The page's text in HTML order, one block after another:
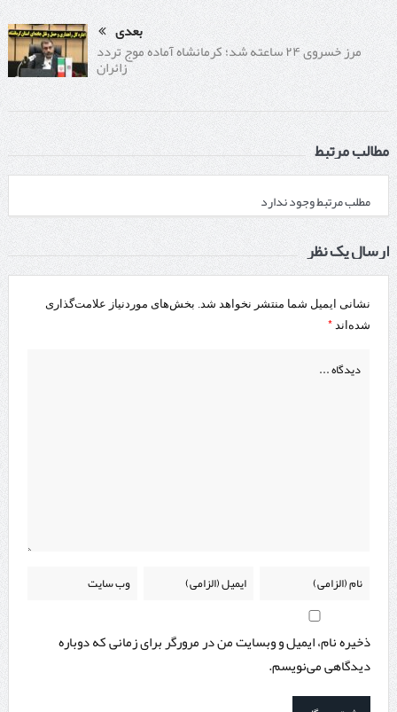
بعدی
مرز خسروی ۲۴ ساعته شد؛ کرمانشاه آماده موج تردد
زائران
مطالب مرتبط
مطلب مرتبط وجود ندارد
ارسال یک نظر
نشانی ایمیل شما منتشر نخواهد شد. بخش‌های موردنیاز علامت‌گذاری
شده‌اند *
ذخیره نام، ایمیل و وبسایت من در مرورگر برای زمانی که دوباره
دیدگاهی می‌نویسم.